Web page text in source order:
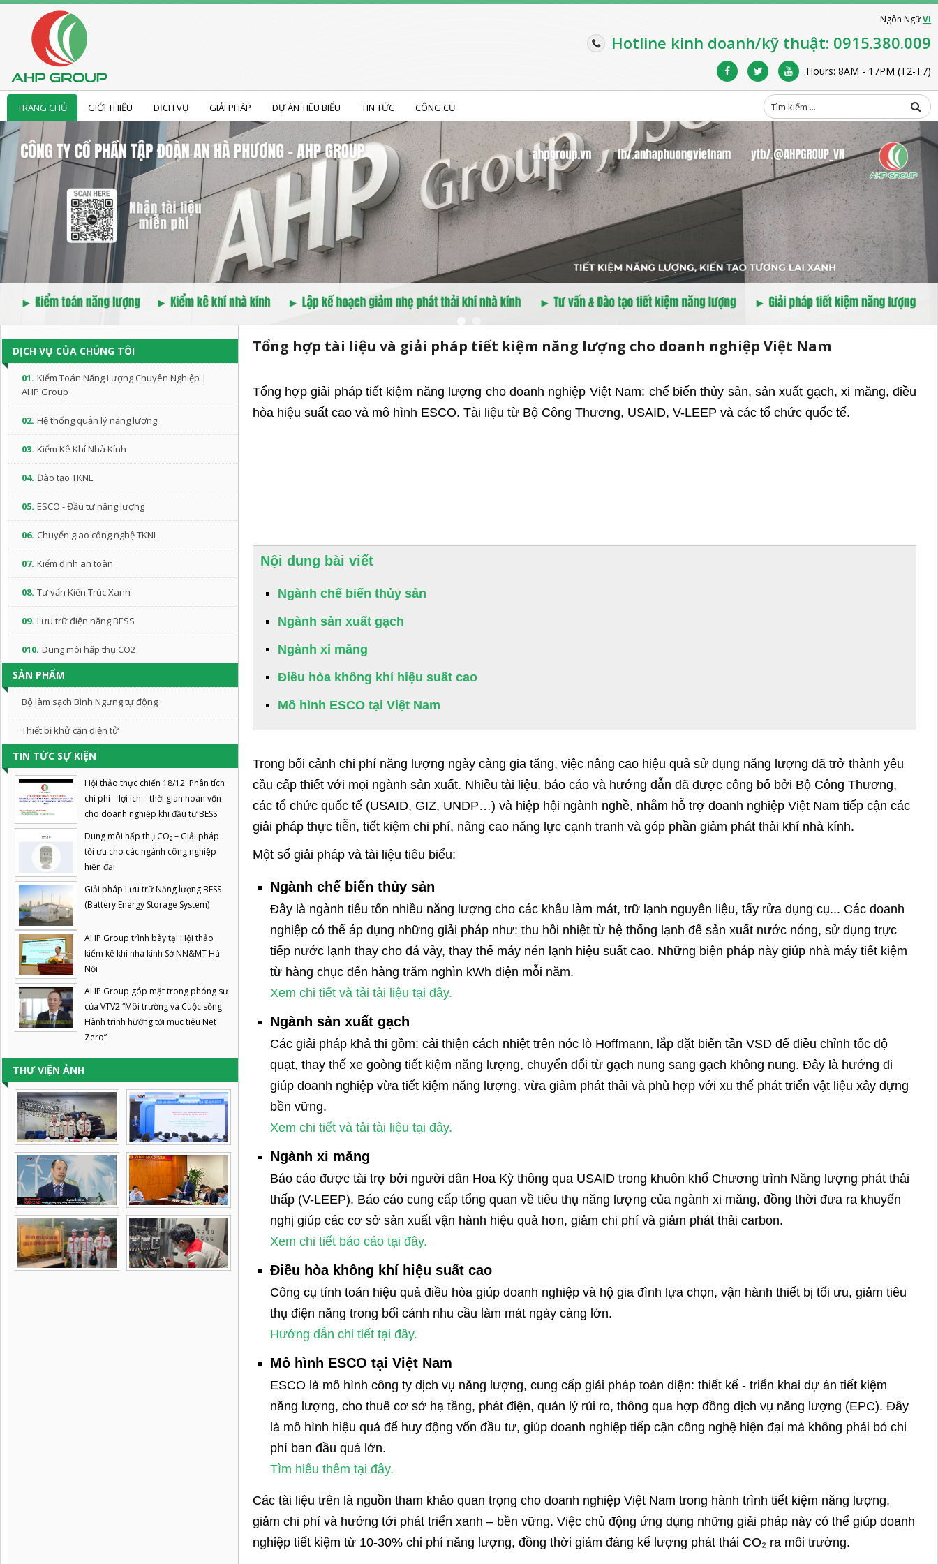
Ngôn NgữVI
Hotline kinh doanh/kỹ thuật: 0915.380.009
Hours: 8AM - 17PM (T2-T7)
TRANG CHỦ GIỚI THIỆU DỊCH VỤ GIẢI PHÁP DỰ ÁN TIÊU BIỂU TIN TỨC CÔNG CỤ
DỊCH VỤ CỦA CHÚNG TÔI
01. Kiểm Toán Năng Lượng Chuyên Nghiệp |
AHP Group
02. Hệ thống quản lý năng lượng
03. Kiểm Kê Khí Nhà Kính
04. Đào tạo TKNL
05. ESCO - Đầu tư năng lượng
06. Chuyển giao công nghệ TKNL
07. Kiểm định an toàn
08. Tư vấn Kiến Trúc Xanh
09. Lưu trữ điện năng BESS
010. Dung môi hấp thụ CO2
SẢN PHẨM
Bộ làm sạch Bình Ngưng tự động
Thiết bị khử cặn điện tử
TIN TỨC SỰ KIỆN
Hội thảo thực chiến 18/12: Phân tích
chi phí – lợi ích – thời gian hoàn vốn
cho doanh nghiệp khi đầu tư BESS
Dung môi hấp thụ CO₂ – Giải pháp
tối ưu cho các ngành công nghiệp
hiện đại
Giải pháp Lưu trữ Năng lượng BESS
(Battery Energy Storage System)
AHP Group trình bày tại Hội thảo
kiểm kê khí nhà kính Sở NN&MT Hà
Nội
AHP Group góp mặt trong phóng sự
của VTV2 “Môi trường và Cuộc sống:
Hành trình hướng tới mục tiêu Net
Zero”
THƯ VIỆN ẢNH
Tổng hợp tài liệu và giải pháp tiết kiệm năng lượng cho doanh nghiệp Việt Nam
Tổng hợp giải pháp tiết kiệm năng lượng cho doanh nghiệp Việt Nam: chế biến thủy sản, sản xuất gạch, xi măng, điều
hòa hiệu suất cao và mô hình ESCO. Tài liệu từ Bộ Công Thương, USAID, V-LEEP và các tổ chức quốc tế.
Nội dung bài viết
Ngành chế biến thủy sản
Ngành sản xuất gạch
Ngành xi măng
Điều hòa không khí hiệu suất cao
Mô hình ESCO tại Việt Nam
Trong bối cảnh chi phí năng lượng ngày càng gia tăng, việc nâng cao hiệu quả sử dụng năng lượng đã trở thành yêu
cầu cấp thiết với mọi ngành sản xuất. Nhiều tài liệu, báo cáo và hướng dẫn đã được công bố bởi Bộ Công Thương,
các tổ chức quốc tế (USAID, GIZ, UNDP…) và hiệp hội ngành nghề, nhằm hỗ trợ doanh nghiệp Việt Nam tiếp cận các
giải pháp thực tiễn, tiết kiệm chi phí, nâng cao năng lực cạnh tranh và góp phần giảm phát thải khí nhà kính.
Một số giải pháp và tài liệu tiêu biểu:
Ngành chế biến thủy sản
Đây là ngành tiêu tốn nhiều năng lượng cho các khâu làm mát, trữ lạnh nguyên liệu, tẩy rửa dụng cụ... Các doanh
nghiệp có thể áp dụng những giải pháp như: thu hồi nhiệt từ hệ thống lạnh để sản xuất nước nóng, sử dụng trực
tiếp nước lạnh thay cho đá vảy, thay thế máy nén lạnh hiệu suất cao. Những biện pháp này giúp nhà máy tiết kiệm
từ hàng chục đến hàng trăm nghìn kWh điện mỗi năm.
Xem chi tiết và tải tài liệu tại đây.
Ngành sản xuất gạch
Các giải pháp khả thi gồm: cải thiện cách nhiệt trên nóc lò Hoffmann, lắp đặt biến tần VSD để điều chỉnh tốc độ
quạt, thay thế xe goòng tiết kiệm năng lượng, chuyển đổi từ gạch nung sang gạch không nung. Đây là hướng đi
giúp doanh nghiệp vừa tiết kiệm năng lượng, vừa giảm phát thải và phù hợp với xu thế phát triển vật liệu xây dựng
bền vững.
Xem chi tiết và tải tài liệu tại đây.
Ngành xi măng
Báo cáo được tài trợ bởi người dân Hoa Kỳ thông qua USAID trong khuôn khổ Chương trình Năng lượng phát thải
thấp (V-LEEP). Báo cáo cung cấp tổng quan về tiêu thụ năng lượng của ngành xi măng, đồng thời đưa ra khuyến
nghị giúp các cơ sở sản xuất vận hành hiệu quả hơn, giảm chi phí và giảm phát thải carbon.
Xem chi tiết báo cáo tại đây.
Điều hòa không khí hiệu suất cao
Công cụ tính toán hiệu quả điều hòa giúp doanh nghiệp và hộ gia đình lựa chọn, vận hành thiết bị tối ưu, giảm tiêu
thụ điện năng trong bối cảnh nhu cầu làm mát ngày càng lớn.
Hướng dẫn chi tiết tại đây.
Mô hình ESCO tại Việt Nam
ESCO là mô hình công ty dịch vụ năng lượng, cung cấp giải pháp toàn diện: thiết kế - triển khai dự án tiết kiệm
năng lượng, cho thuê cơ sở hạ tầng, phát điện, quản lý rủi ro, thông qua hợp đồng dịch vụ năng lượng (EPC). Đây
là mô hình hiệu quả để huy động vốn đầu tư, giúp doanh nghiệp tiếp cận công nghệ hiện đại mà không phải bỏ chi
phí ban đầu quá lớn.
Tìm hiểu thêm tại đây.
Các tài liệu trên là nguồn tham khảo quan trọng cho doanh nghiệp Việt Nam trong hành trình tiết kiệm năng lượng,
giảm chi phí và hướng tới phát triển xanh – bền vững. Việc chủ động ứng dụng những giải pháp này có thể giúp doanh
nghiệp tiết kiệm từ 10-30% chi phí năng lượng, đồng thời giảm đáng kể lượng phát thải CO₂ ra môi trường.